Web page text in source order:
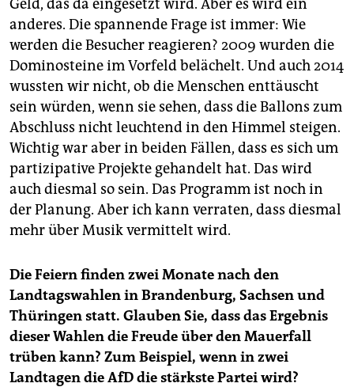
Geld, das da eingesetzt wird. Aber es wird ein
anderes. Die spannende Frage ist immer: Wie
werden die Besucher reagieren? 2009 wurden die
Dominosteine im Vorfeld belächelt. Und auch 2014
wussten wir nicht, ob die Menschen enttäuscht
sein würden, wenn sie sehen, dass die Ballons zum
Abschluss nicht leuchtend in den Himmel steigen.
Wichtig war aber in beiden Fällen, dass es sich um
partizipative Projekte gehandelt hat. Das wird
auch diesmal so sein. Das Programm ist noch in
der Planung. Aber ich kann verraten, dass diesmal
mehr über Musik vermittelt wird.
Die Feiern finden zwei Monate nach den
Landtagswahlen in Brandenburg, Sachsen und
Thüringen statt. Glauben Sie, dass das Ergebnis
dieser Wahlen die Freude über den Mauerfall
trüben kann? Zum Beispiel, wenn in zwei
Landtagen die AfD die stärkste Partei wird?